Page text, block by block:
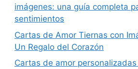
imágenes: una guía completa
sentimientos
Cartas de Amor Tiernas con
Un Regalo del Corazón
Cartas de amor